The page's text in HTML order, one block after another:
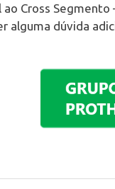
ao Cross
alguma dúvida